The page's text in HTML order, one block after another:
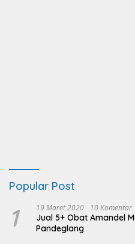
Popular Post
1 19 Maret 2020 10 Komentar
Jual 5+ Obat Amandel
Pandeglang